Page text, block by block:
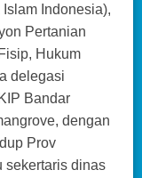
Indonesia),
Pertanian
Hukum
delegasi
Bandar
dengan
Prov
sekertaris dinas